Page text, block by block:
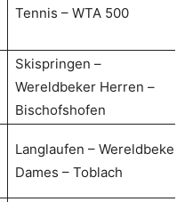
Tennis – WTA 500
Skispringen –
Wereldbeker Herren –
Bischofshofen
Langlaufen – Wereldbeker
Dames – Toblach